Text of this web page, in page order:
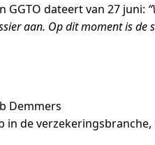
GGTO dateert van 27 juni:
aan. Op dit moment is
Demmers
in de